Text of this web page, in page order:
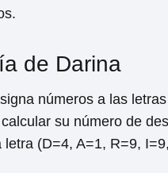
de Darina
números a las
su número de
letra (D=4, A=1, R=9,